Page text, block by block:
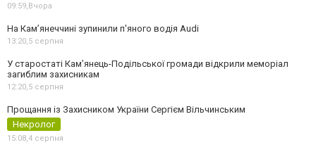
09:59,Вчора
На Камʼянеччині зупинили п'яного водія Audi
13:20,5 серпня
У старостаті Кам’янець-Подільської громади відкрили меморіал
загиблим захисникам
12:20,5 серпня
Прощання із Захисником України Сергієм Вільчинським
Некролог
15:08,4 серпня